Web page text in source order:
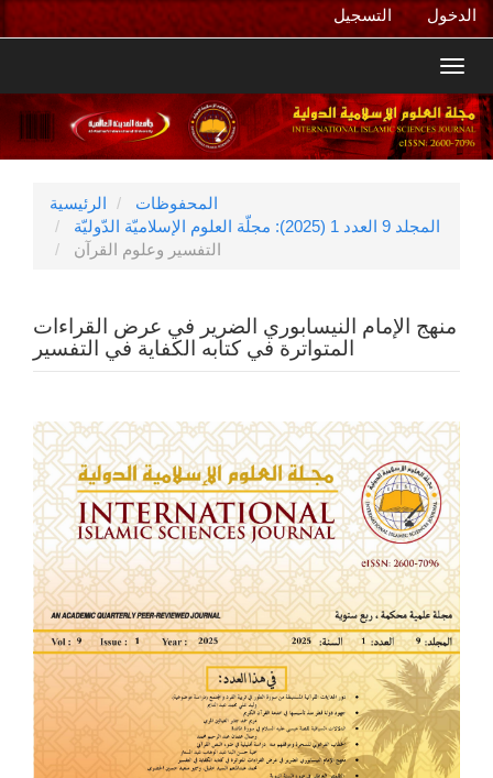
الرئيسي
الشريط
الجانبي
التسجيل الدخول
الرئيسية
المحفوظات
المجلد 9 العدد 1 (2025): مجلّة العلوم الإسلاميّة الدّوليّة
التفسير وعلوم القرآن
منهج الإمام النيسابوري الضرير في عرض القراءات
المتواترة في كتابه الكفاية في التفسير
الشريط
الجانبي
للمقالة